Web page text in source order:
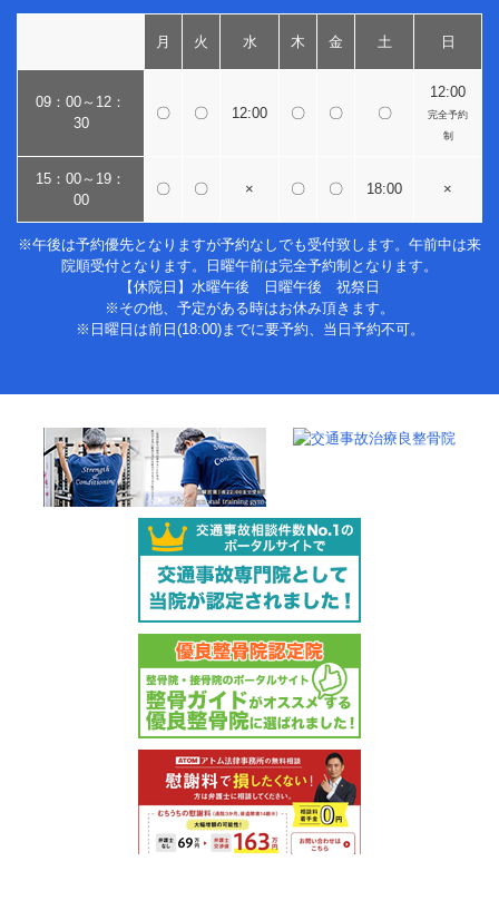
月 火 水 木 金 土 日
09：00～12：
30
〇 〇 12:00 〇 〇 〇
12:00
完全予約
制
15：00～19：
00
〇 〇 × 〇 〇 18:00 ×
※午後は予約優先となりますが予約なしでも受付致します。午前中は来
院順受付となります。日曜午前は完全予約制となります。
【休院日】水曜午後 日曜午後 祝祭日
※その他、予定がある時はお休み頂きます。
※日曜日は前日(18:00)までに要予約、当日予約不可。